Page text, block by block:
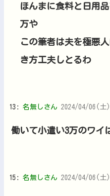
ほんまに食料と日用
万や
この筆者は夫を極悪
き方工夫しとるわ
13: 名無しさん 2024/04/06(土
働いて小遣い3万のワイ
15: 名無しさん 2024/04/06(土